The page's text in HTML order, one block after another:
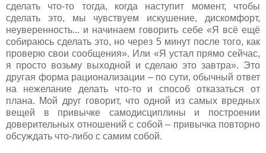
сделать что-то тогда, когда наступит момент, чтобы
сделать это, мы чувствуем искушение, дискомфорт,
неуверенность... и начинаем говорить себе «Я всё ещё
собираюсь сделать это, но через 5 минут после того, как
проверю свои сообщения». Или «Я устал прямо сейчас,
я просто возьму выходной и сделаю это завтра». Это
другая форма рационализации – по сути, обычный ответ
на нежелание делать что-то и способ отказаться от
плана. Мой друг говорит, что одной из самых вредных
вещей в привычке самодисциплины и построении
доверительных отношений с собой – привычка повторно
обсуждать что-либо с самим собой.